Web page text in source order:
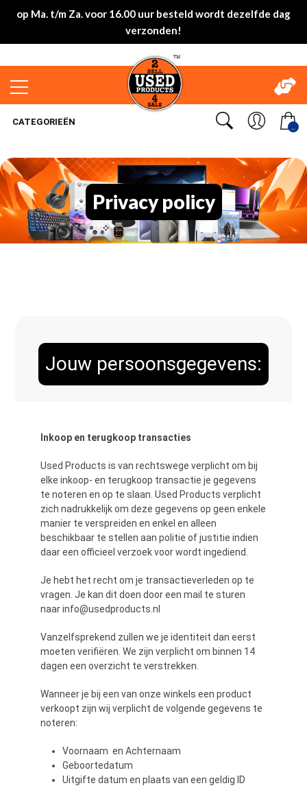
op Ma. t/m Za. voor 16.00 uur besteld wordt dezelfde dag
verzonden!
..
CATEGORIEËN
Privacy policy
Jouw persoonsgegevens:
Inkoop en terugkoop transacties
Used Products is van rechtswege verplicht om bij
elke inkoop- en terugkoop transactie je gegevens
te noteren en op te slaan. Used Products verplicht
zich nadrukkelijk om deze gegevens op geen enkele
manier te verspreiden en enkel en alleen
beschikbaar te stellen aan politie of justitie indien
daar een officieel verzoek voor wordt ingediend.
Je hebt het recht om je transactieverleden op te
vragen. Je kan dit doen door een mail te sturen
naar info@usedproducts.nl
Vanzelfsprekend zullen we je identiteit dan eerst
moeten verifiëren. We zijn verplicht om binnen 14
dagen een overzicht te verstrekken.
Wanneer je bij een van onze winkels een product
verkoopt zijn wij verplicht de volgende gegevens te
noteren:
Voornaam en Achternaam
Geboortedatum
Uitgifte datum en plaats van een geldig ID